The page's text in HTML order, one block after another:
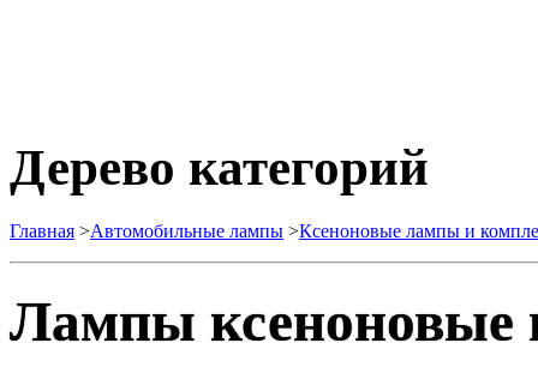
Дерево категорий
Главная >Автомобильные лампы >Ксеноновые лампы и
Лампы ксеноновые